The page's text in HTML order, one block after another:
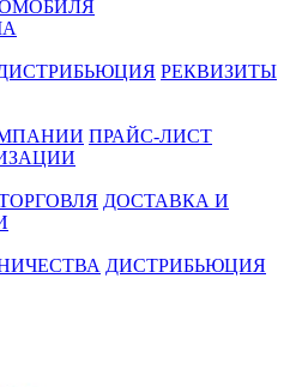
РЕКВИЗИТЫ
ПРАЙС-ЛИСТ
ДОСТАВКА И
ДИСТРИБЬЮЦИЯ